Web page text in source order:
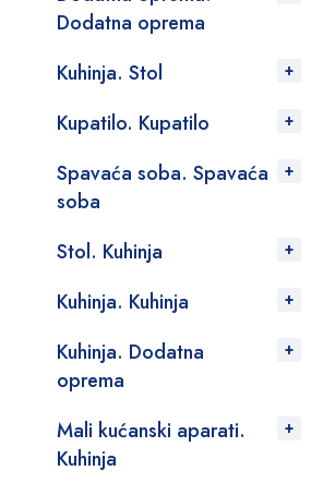
Dodatna oprema
Kuhinja. Stol
Kupatilo. Kupatilo
Spavaća soba. Spavaća
soba
Stol. Kuhinja
Kuhinja. Kuhinja
Kuhinja. Dodatna
oprema
Mali kućanski aparati.
Kuhinja